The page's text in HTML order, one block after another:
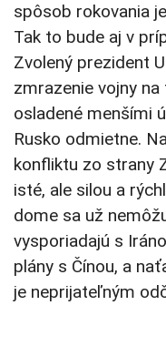
spôsob rokovania
Tak to bude aj v
Zvolený prezident
zmrazenie vojny
osladené menšími
Rusko odmietne.
konfliktu zo strany
isté, ale silou a
dome sa už
vysporiadajú s
plány s Čínou, a
je neprijateľným